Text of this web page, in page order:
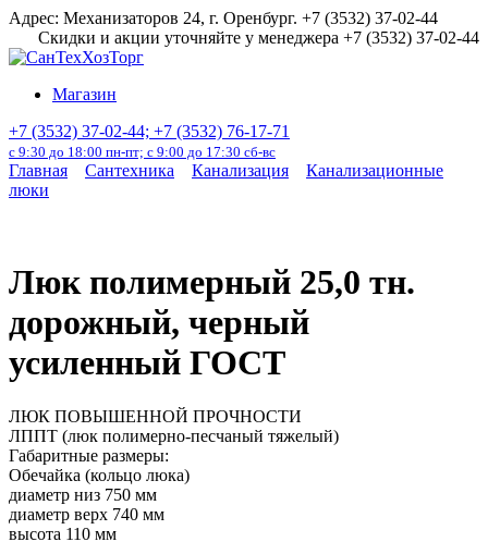
Перейти
содержанию
Адрес: Механизаторов 24, г. Оренбург. +7 (3532) 37-02-44
Скидки и акции уточняйте у менеджера +7 (3532) 37-02-44
Магазин
+7 (3532) 37-02-44; +7 (3532) 76-17-71
с 9:30 до 18:00 пн-пт; с 9:00 до 17:30 сб-вс
Главная Сантехника Канализация
Канализационные
люки
Люк полимерный 25,0 тн.
дорожный, черный
усиленный ГОСТ
ЛЮК ПОВЫШЕННОЙ ПРОЧНОСТИ
ЛППТ (люк полимерно-песчаный тяжелый)
Габаритные размеры:
Обечайка (кольцо люка)
диаметр низ 750 мм
диаметр верх 740 мм
высота 110 мм